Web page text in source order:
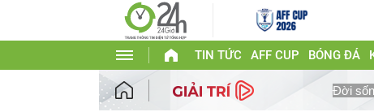
TIN TỨC AFF CUP BÓNG ĐÁ
Đời